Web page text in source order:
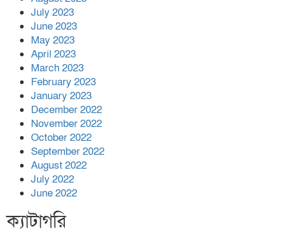
July 2023
June 2023
May 2023
April 2023
March 2023
February 2023
January 2023
December 2022
November 2022
October 2022
September 2022
August 2022
July 2022
June 2022
ক্যাটাগরি